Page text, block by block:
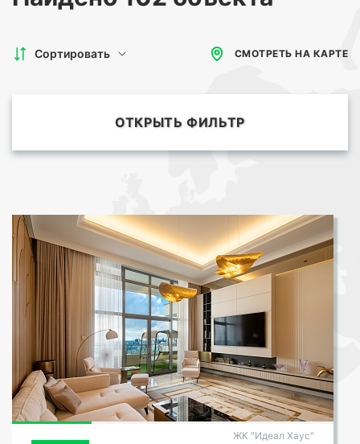
Сортировать СМОТРЕТЬ НА КАРТЕ
ОТКРЫТЬ ФИЛЬТР
ЖК "Идеал Хаус"